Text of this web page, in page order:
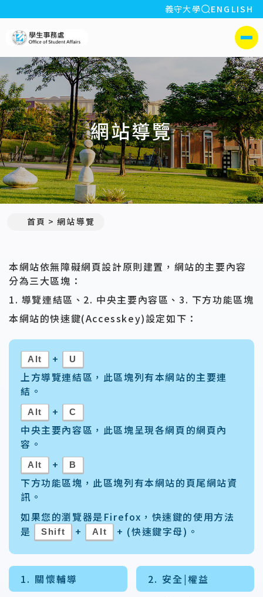
:::
義守大學 全站搜索
ENGLISH
側選單
網站導覽
首頁 網站導覽
本網站依無障礙網頁設計原則建置，網站的主要內容
分為三大區塊：
1. 導覽連結區、2. 中央主要內容區、3. 下方功能區塊
本網站的快速鍵(Accesskey)設定如下：
Alt + U
上方導覽連結區，此區塊列有本網站的主要連
結。
Alt + C
中央主要內容區，此區塊呈現各網頁的網頁內
容。
Alt + B
下方功能區塊，此區塊列有本網站的頁尾網站資
訊。
如果您的瀏覽器是Firefox，快速鍵的使用方法
是
Shift + Alt + (快速鍵字母)。
1. 關懷輔導
2. 安全|權益